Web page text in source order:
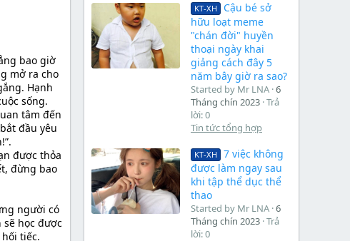
bao giờ
mở ra cho
Hạnh
sống.
tâm đến
đầu yêu
được thỏa
đừng bao
người có
sẽ học được
tiếc.
KT-XH
Cậu bé sở
hữu loạt meme
"chán đời" huyền
thoại ngày khai
giảng cách đây 5
năm bây giờ ra sao?
Started by Mr LNA 6
Tháng chín 2023 Trả
lời: 0
Tin tức tổng hợp
KT-XH
7 việc không
được làm ngay sau
khi tập thể dục thể
thao
Started by Mr LNA 6
Tháng chín 2023 Trả
lời: 0